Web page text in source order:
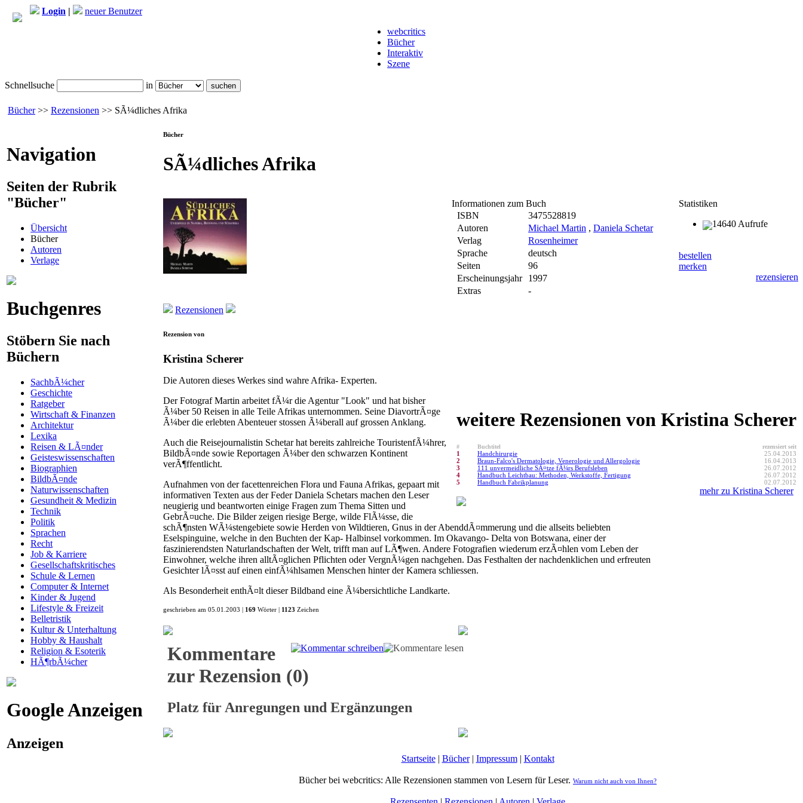
Login |
neuer Benutzer
webcritics
Bücher
Interaktiv
Szene
Schnellsuche in
Bücher>> Rezensionen >> SÃ¼dliches Afrika
Navigation
Seiten der Rubrik
"Bücher"
Übersicht
Bücher
Autoren
Verlage
Buchgenres
Stöbern Sie nach
Büchern
SachbÃ¼cher
Geschichte
Ratgeber
Wirtschaft & Finanzen
Architektur
Lexika
Reisen & LÃ¤nder
Geisteswissenschaften
Biographien
BildbÃ¤nde
Naturwissenschaften
Gesundheit & Medizin
Technik
Politik
Sprachen
Recht
Job & Karriere
Gesellschaftskritisches
Schule & Lernen
Computer & Internet
Kinder & Jugend
Lifestyle & Freizeit
Belletristik
Kultur & Unterhaltung
Hobby & Haushalt
Religion & Esoterik
HÃ¶rbÃ¼cher
Google Anzeigen
Anzeigen
Bücher
SÃ¼dliches Afrika
Statistiken
14640 Aufrufe
bestellen
merken
rezensieren
Informationen zum Buch
ISBN
3475528819
Autoren
Michael Martin , Daniela Schetar
Verlag
Rosenheimer
Sprache
deutsch
Seiten
96
Erscheinungsjahr
1997
Extras
-
Rezensionen
Rezension von
Kristina Scherer
Die Autoren dieses Werkes sind wahre Afrika- Experten.
weitere Rezensionen von Kristina Scherer
# rezensiert seit
Buchtitel
1 25.04.2013
Handchirurgie
2
16.04.2013
Braun-Falco's Dermatologie, Venerologie und Allergologie
3
26.07.2012
111 unvermeidliche SÃ¤tze fÃ¼rs Berufsleben
4
26.07.2012
Handbuch Leichtbau: Methoden, Werkstoffe, Fertigung
5
02.07.2012
Handbuch Fabrikplanung
mehr zu Kristina Scherer
Der Fotograf Martin arbeitet fÃ¼r die Agentur "Look" und hat bisher
Ã¼ber 50 Reisen in alle Teile Afrikas unternommen. Seine DiavortrÃ¤ge
Ã¼ber die erlebten Abenteuer stossen Ã¼berall auf grossen Anklang.
Auch die Reisejournalistin Schetar hat bereits zahlreiche TouristenfÃ¼hrer,
BildbÃ¤nde sowie Reportagen Ã¼ber den schwarzen Kontinent
verÃ¶ffentlicht.
Aufnahmen von der facettenreichen Flora und Fauna Afrikas, gepaart mit
informativen Texten aus der Feder Daniela Schetars machen den Leser
neugierig und beantworten einige Fragen zum Thema Sitten und
GebrÃ¤uche. Die Bilder zeigen riesige Berge, wilde FlÃ¼sse, die
schÃ¶nsten WÃ¼stengebiete sowie Herden von Wildtieren, Gnus in der AbenddÃ¤mmerung und die allseits beliebten
Eselspinguine, welche in den Buchten der Kap- Halbinsel vorkommen. Im Okavango- Delta von Botswana, einer der
faszinierendsten Naturlandschaften der Welt, trifft man auf LÃ¶wen. Andere Fotografien wiederum erzÃ¤hlen vom Leben der
Einwohner, welche ihren alltÃ¤glichen Pflichten oder VergnÃ¼gen nachgehen. Das Festhalten der nachdenklichen und erfreuten
Gesichter lÃ¤sst auf einen einfÃ¼hlsamen Menschen hinter der Kamera schliessen.
Als Besonderheit enthÃ¤lt dieser Bildband eine Ã¼bersichtliche Landkarte.
geschrieben am 05.01.2003 | 169 Wörter | 1123 Zeichen
Kommentare
zur Rezension (0)
Platz für Anregungen und Ergänzungen
Startseite| Bücher| Impressum| Kontakt
Bücher bei webcritics: Alle Rezensionen stammen von Lesern für Leser. Warum nicht auch von Ihnen?